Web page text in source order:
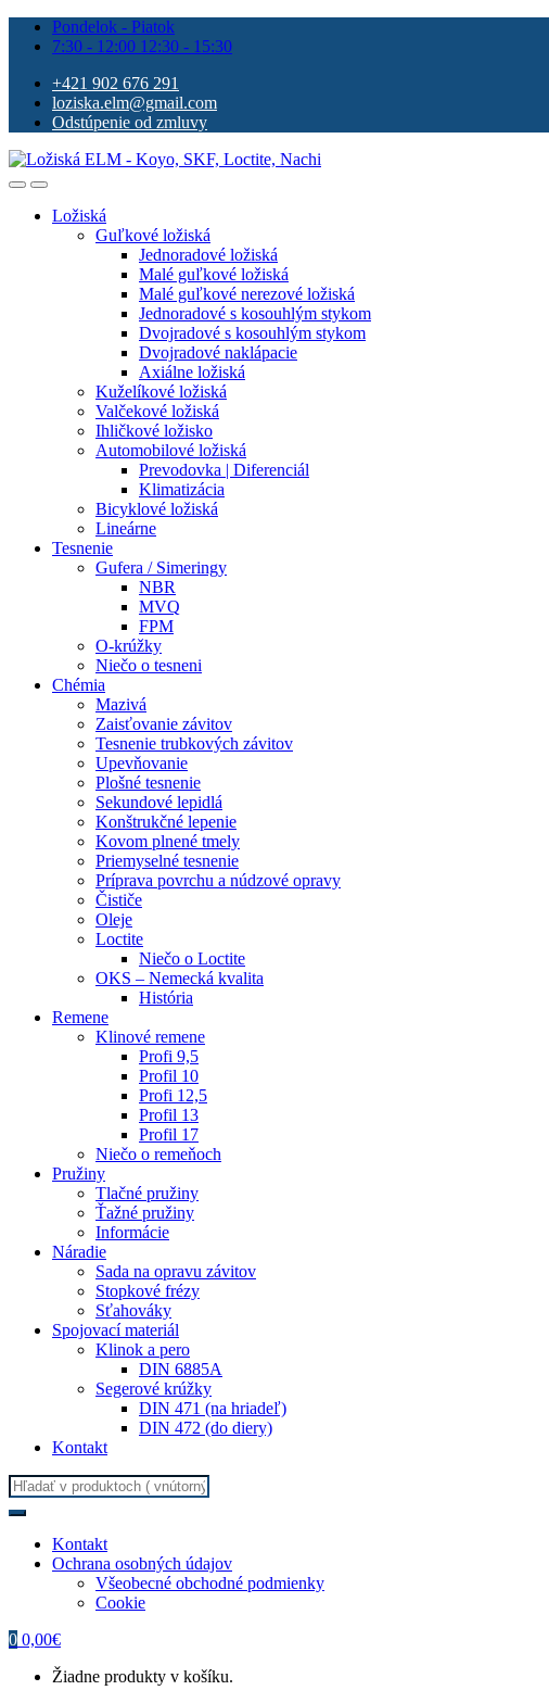
Pondelok - Piatok
7:30 - 12:00 12:30 - 15:30
+421 902 676 291
loziska.elm@gmail.com
Odstúpenie od zmluvy
Ložiská
Guľkové ložiská
Jednoradové ložiská
Malé guľkové ložiská
Malé guľkové nerezové ložiská
Jednoradové s kosouhlým stykom
Dvojradové s kosouhlým stykom
Dvojradové naklápacie
Axiálne ložiská
Kuželíkové ložiská
Valčekové ložiská
Ihličkové ložisko
Automobilové ložiská
Prevodovka | Diferenciál
Klimatizácia
Bicyklové ložiská
Lineárne
Tesnenie
Gufera / Simeringy
NBR
MVQ
FPM
O-krúžky
Niečo o tesneni
Chémia
Mazivá
Zaisťovanie závitov
Tesnenie trubkových závitov
Upevňovanie
Plošné tesnenie
Sekundové lepidlá
Konštrukčné lepenie
Kovom plnené tmely
Priemyselné tesnenie
Príprava povrchu a núdzové opravy
Čističe
Oleje
Loctite
Niečo o Loctite
OKS – Nemecká kvalita
História
Remene
Klinové remene
Profi 9,5
Profil 10
Profi 12,5
Profil 13
Profil 17
Niečo o remeňoch
Pružiny
Tlačné pružiny
Ťažné pružiny
Informácie
Náradie
Sada na opravu závitov
Stopkové frézy
Sťahováky
Spojovací materiál
Klinok a pero
DIN 6885A
Segerové krúžky
DIN 471 (na hriadeľ)
DIN 472 (do diery)
Kontakt
Search
for:
Kontakt
Ochrana osobných údajov
Všeobecné obchodné podmienky
Cookie
0 0,00€
Žiadne produkty v košíku.